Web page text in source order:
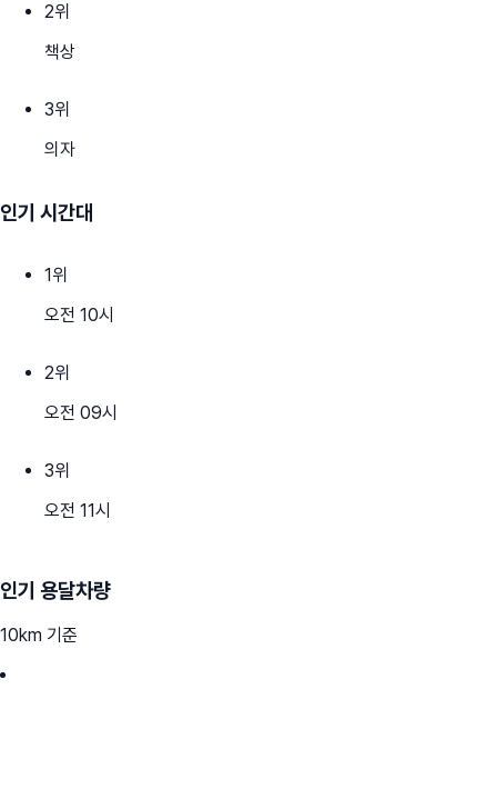
2위
책상
3위
의자
인기 시간대
1위
오전 10시
2위
오전 09시
3위
오전 11시
인기 용달차량
10km 기준